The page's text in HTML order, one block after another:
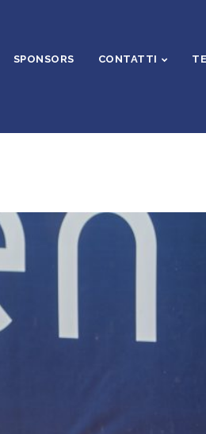
SPONSORS CONTATTI